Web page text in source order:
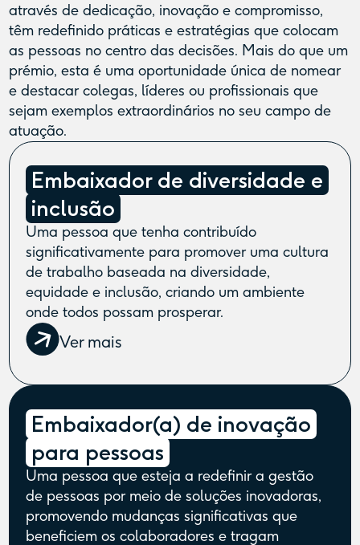
através de dedicação, inovação e compromisso,
têm redefinido práticas e estratégias que colocam
as pessoas no centro das decisões. Mais do que um
prémio, esta é uma oportunidade única de nomear
e destacar colegas, líderes ou profissionais que
sejam exemplos extraordinários no seu campo de
atuação.
Embaixador de diversidade e
inclusão
Uma pessoa que tenha contribuído
significativamente para promover uma cultura
de trabalho baseada na diversidade,
equidade e inclusão, criando um ambiente
onde todos possam prosperar.
Ver mais
Embaixador(a) de inovação
para pessoas
Uma pessoa que esteja a redefinir a gestão
de pessoas por meio de soluções inovadoras,
promovendo mudanças significativas que
beneficiem os colaboradores e tragam